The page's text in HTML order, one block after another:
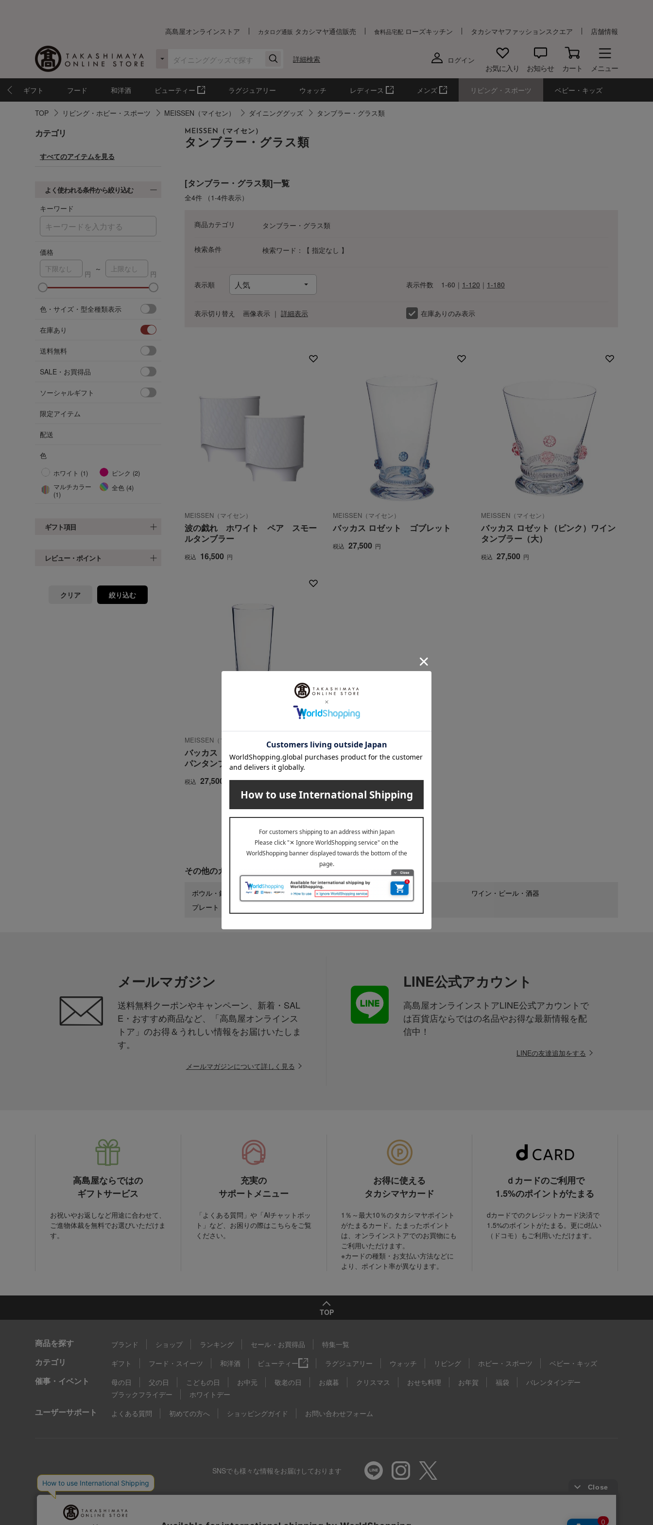
高島屋オンラインストア カタログ通販 タカシマヤ通信販売 食料品宅配 ローズキッチン タカシマヤファッションスクエア 店舗情報
ログイン
お気に入り お知らせ カート メニュー
詳細検索
ギフト フード 和洋酒 ビューティー ラグジュアリー ウォッチ レディース メンズ リビング・スポーツ ベビー・キッズ
TOP リビング・ホビー・スポーツ MEISSEN（マイセン） ダイニンググッズ タンブラー・グラス類
カテゴリ
すべてのアイテムを見る
よく使われる条件から絞り込む
キーワード
価格
～
色・サイズ・型全種類表示
在庫あり
送料無料
SALE・お買得品
ソーシャルギフト
限定アイテム
配送
色
ホワイト (1)
ピンク (2)
マルチカラー
(1)
全色 (4)
ギフト項目
レビュー・ポイント
クリア 絞り込む
MEISSEN（マイセン）
タンブラー・グラス類
[タンブラー・グラス類]一覧
全4件 （1-4件表示）
商品カテゴリ タンブラー・グラス類
検索条件 検索ワード：【 指定なし 】
表示順 表示件数 1-60 ｜ 1-120 ｜ 1-180
表示切り替え 画像表示 ｜ 詳細表示 在庫ありのみ表示
MEISSEN（マイセン）
波の戯れ ホワイト ペア スモー
ルタンブラー
税込 16,500 円
MEISSEN（マイセン）
バッカス ロゼット ゴブレット
税込 27,500 円
MEISSEN（マイセン）
バッカス ロゼット（ピンク）ワイン
タンブラー（大）
税込 27,500 円
MEISSEN（マイセン）
バッカス ロゼット（ピンク）シャン
パンタンブラー
税込 27,500 円
1
4件 (1/1ページ）
その他のカテゴリ
ボウル・鉢・椀 ティー・コーヒーグッズ・茶器
ワイン・ビール・酒器
プレート・皿
メールマガジン
送料無料クーポンやキャンペーン、新着・SAL
E・おすすめ商品など、「高島屋オンラインス
トア」のお得＆うれしい情報をお届けいたしま
す。
メールマガジンについて詳しく見る
LINE公式アカウント
高島屋オンラインストアLINE公式アカウントで
は百貨店ならではの名品やお得な最新情報を配
信中！
LINEの友達追加をする
高島屋ならではの
ギフトサービス
お祝いやお返しなど用途に合わせて、
ご進物体裁を無料でお選びいただけま
す。
充実の
サポートメニュー
「よくある質問」や「AIチャットボッ
ト」など、お困りの際はこちらをご覧
ください。
お得に使える
タカシマヤカード
1％～最大10％のタカシマヤポイント
がたまるカード。たまったポイント
は、オンラインストアでのお買物にも
ご利用いただけます。
※カードの種類・お支払い方法などに
より、ポイント率が異なります。
ｄカードのご利用で
1.5%のポイントがたまる
dカードでのクレジットカード決済で
1.5%のポイントがたまる。更にd払い
（ドコモ）もご利用いただけます。
TOP
商品を探す ブランド ショップ ランキング セール・お買得品 特集一覧
カテゴリ ギフト フード・スイーツ 和洋酒 ビューティー ラグジュアリー ウォッチ リビング ホビー・スポーツ ベビー・キッズ
催事・イベント 母の日 父の日 こどもの日 お中元 敬老の日 お歳暮 クリスマス おせち料理 お年賀 福袋
バレンタインデー
ブラックフライデー
ホワイトデー
ユーザーサポート よくある質問 初めての方へ ショッピングガイド お問い合わせフォーム
SNSでも様々な情報をお届けしております